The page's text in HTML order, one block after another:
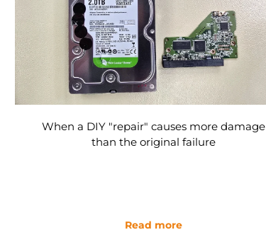
When a DIY "repair" causes more damage
than the original failure
Read more